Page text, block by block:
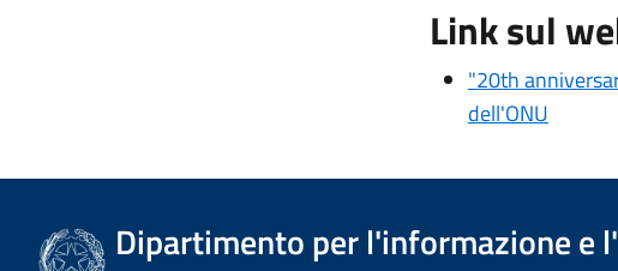
Link sul
"20th
dell'ONU
Dipartimento per l'informazione e